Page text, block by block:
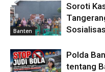
Banten
Soroti
Polda
tentang